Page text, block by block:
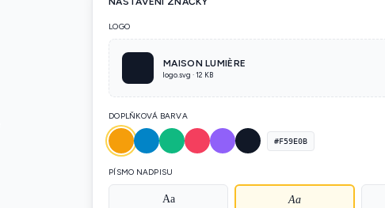
LOGO
MAISON LUMIÈRE
logo.svg · 12 KB
DOPLŇKOVÁ BARVA
#F59E0B
PÍSMO NADPISU
Aa Aa